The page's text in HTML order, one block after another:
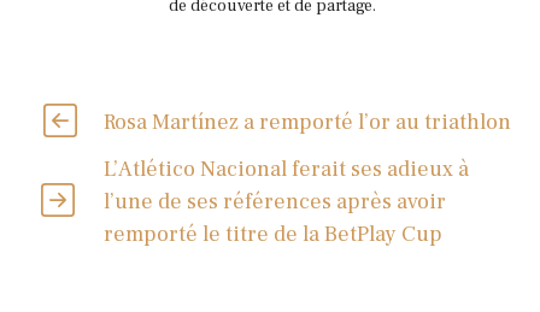
de découverte et de partage.
Rosa Martínez a remporté l’or au triathlon
L’Atlético Nacional ferait ses adieux à
l’une de ses références après avoir
remporté le titre de la BetPlay Cup